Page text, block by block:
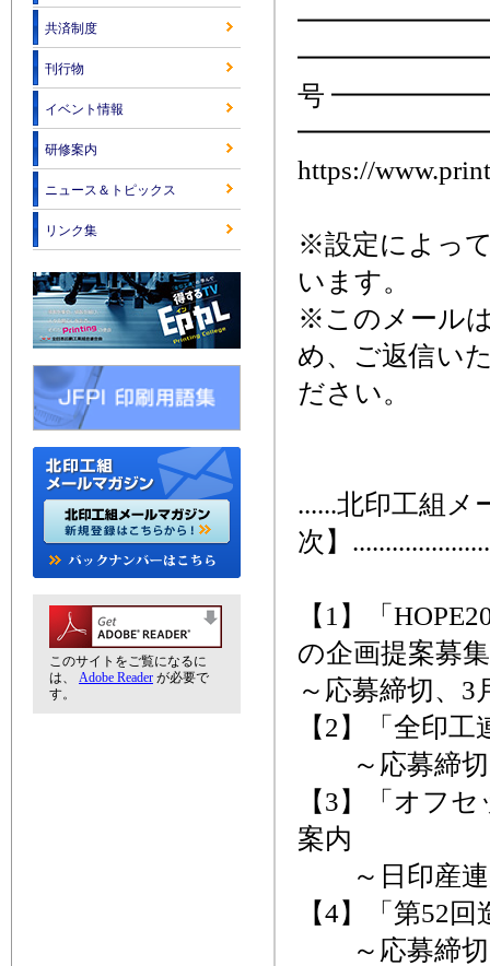
━━━━━━━━━
号
https://
※設定によっ
います。
※このメール
め、ご返信い
ださい。
......北印工組メ
次】
【1】「
の企画提案募
～応募締切、3
【2】「全印
～応募締切
【3】「オフ
案内
～日印産連
【4】「第52
～応募締切
共済制度
刊行物
イベント情報
研修案内
ニュース＆トピックス
リンク集
このサイトをご覧になるに
は、 Adobe Reader が必要で
す。